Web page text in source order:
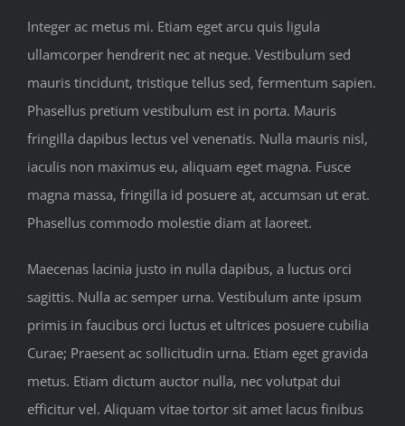
Integer ac metus mi. Etiam eget arcu quis ligula
ullamcorper hendrerit nec at neque. Vestibulum sed
mauris tincidunt, tristique tellus sed, fermentum sapien.
Phasellus pretium vestibulum est in porta. Mauris
fringilla dapibus lectus vel venenatis. Nulla mauris nisl,
iaculis non maximus eu, aliquam eget magna. Fusce
magna massa, fringilla id posuere at, accumsan ut erat.
Phasellus commodo molestie diam at laoreet.
Maecenas lacinia justo in nulla dapibus, a luctus orci
sagittis. Nulla ac semper urna. Vestibulum ante ipsum
primis in faucibus orci luctus et ultrices posuere cubilia
Curae; Praesent ac sollicitudin urna. Etiam eget gravida
metus. Etiam dictum auctor nulla, nec volutpat dui
efficitur vel. Aliquam vitae tortor sit amet lacus finibus